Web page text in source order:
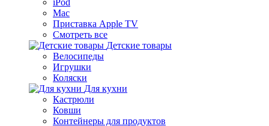
iPod
Mac
Приставка Apple TV
Смотреть все
Детские товары
Велосипеды
Игрушки
Коляски
Для кухни
Кастрюли
Ковши
Контейнеры для продуктов